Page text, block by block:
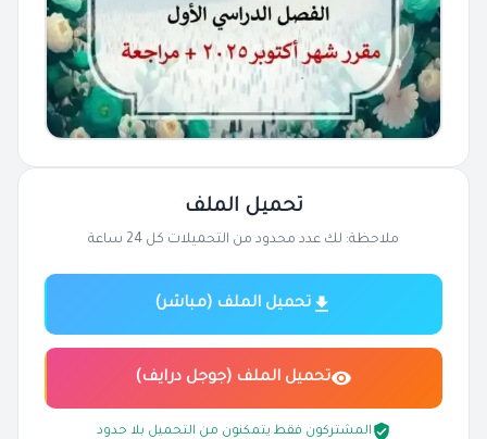
تحميل الملف
ملاحظة: لك عدد محدود من التحميلات كل 24 ساعة
تحميل الملف (مباشر)
تحميل الملف (جوجل درايف)
المشتركون فقط يتمكنون من التحميل بلا حدود